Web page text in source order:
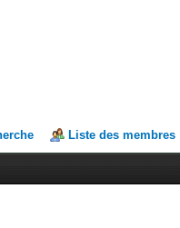
Liste des membres